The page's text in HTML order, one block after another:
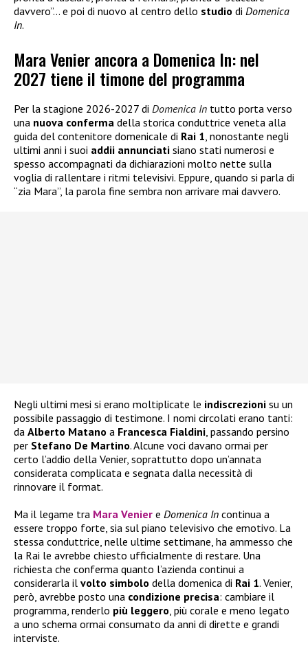
davvero”… e poi di nuovo al centro dello studio di Domenica
In.
Mara Venier ancora a Domenica In: nel
2027 tiene il timone del programma
Per la stagione 2026-2027 di Domenica In tutto porta verso
una nuova conferma della storica conduttrice veneta alla
guida del contenitore domenicale di Rai 1, nonostante negli
ultimi anni i suoi addii annunciati siano stati numerosi e
spesso accompagnati da dichiarazioni molto nette sulla
voglia di rallentare i ritmi televisivi. Eppure, quando si parla di
“zia Mara”, la parola fine sembra non arrivare mai davvero.
Negli ultimi mesi si erano moltiplicate le indiscrezioni su un
possibile passaggio di testimone. I nomi circolati erano tanti:
da Alberto Matano a Francesca Fialdini, passando persino
per Stefano De Martino. Alcune voci davano ormai per
certo l’addio della Venier, soprattutto dopo un’annata
considerata complicata e segnata dalla necessità di
rinnovare il format.
Ma il legame tra Mara Venier e Domenica In continua a
essere troppo forte, sia sul piano televisivo che emotivo. La
stessa conduttrice, nelle ultime settimane, ha ammesso che
la Rai le avrebbe chiesto ufficialmente di restare. Una
richiesta che conferma quanto l’azienda continui a
considerarla il volto simbolo della domenica di Rai 1. Venier,
però, avrebbe posto una condizione precisa: cambiare il
programma, renderlo più leggero, più corale e meno legato
a uno schema ormai consumato da anni di dirette e grandi
interviste.